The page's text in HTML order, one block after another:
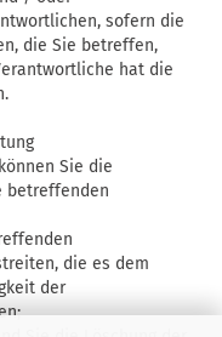
sofern die
die Sie betreffen,
hat die
Sie die
betreffenden
die es dem
der